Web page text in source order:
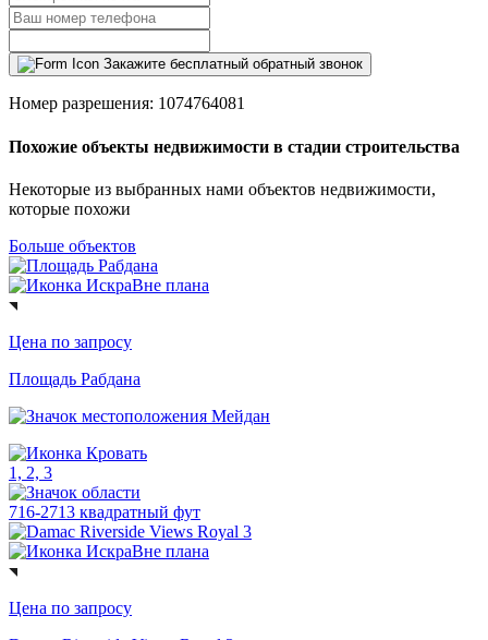
Закажите бесплатный обратный звонок
Номер разрешения: 1074764081
Похожие объекты недвижимости в стадии строительства
Некоторые из выбранных нами объектов недвижимости,
которые похожи
Больше объектов
Вне плана
Цена по запросу
Площадь Рабдана
Мейдан
1, 2, 3
716-2713 квадратный фут
Вне плана
Цена по запросу